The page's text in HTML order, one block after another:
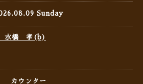
Sunday
水橋 孝(b)
カウンター